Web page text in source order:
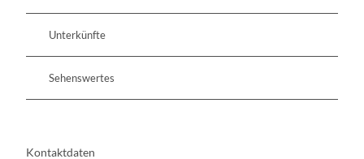
Unterkünfte
Sehenswertes
Kontaktdaten